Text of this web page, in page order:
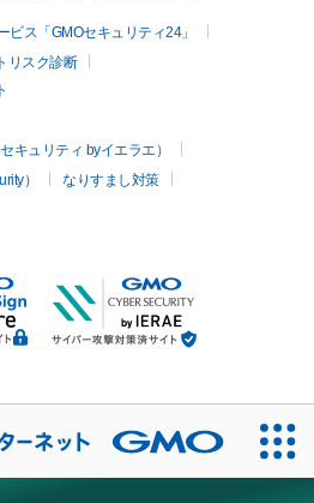
ス「GMOセキュリティ24」
リスク診断
キュリティ byイエラエ）
）
なりすまし対策